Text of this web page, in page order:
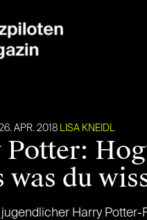
APR. 2018 LISA KNEIDL
was du
Harry